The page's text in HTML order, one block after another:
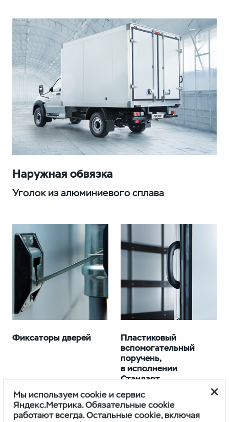
Наружная обвязка
Уголок из алюминиевого сплава
Фиксаторы дверей
Пластиковый
вспомогательный
поручень,
в исполнении
Стандарт
Мы используем cookie и сервис
Яндекс.Метрика. Обязательные cookie
работают всегда. Остальные cookie, включая